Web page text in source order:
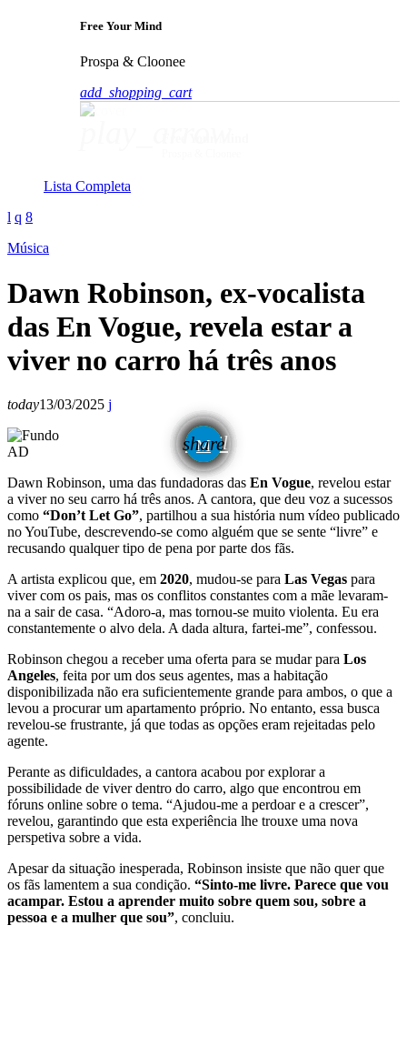
Free Your Mind
Prospa & Cloonee
add_shopping_cart
Lista Completa
Música
Dawn Robinson, ex-vocalista
das En Vogue, revela estar a
viver no carro há três anos
today13/03/2025
share
email
AD
Dawn Robinson, uma das fundadoras das En Vogue, revelou estar
a viver no seu carro há três anos. A cantora, que deu voz a sucessos
como “Don’t Let Go”, partilhou a sua história num vídeo publicado
no YouTube, descrevendo-se como alguém que se sente “livre” e
recusando qualquer tipo de pena por parte dos fãs.
A artista explicou que, em 2020, mudou-se para Las Vegas para
viver com os pais, mas os conflitos constantes com a mãe levaram-
na a sair de casa. “Adoro-a, mas tornou-se muito violenta. Eu era
constantemente o alvo dela. A dada altura, fartei-me”, confessou.
Robinson chegou a receber uma oferta para se mudar para Los
Angeles, feita por um dos seus agentes, mas a habitação
disponibilizada não era suficientemente grande para ambos, o que a
levou a procurar um apartamento próprio. No entanto, essa busca
revelou-se frustrante, já que todas as opções eram rejeitadas pelo
agente.
Perante as dificuldades, a cantora acabou por explorar a
possibilidade de viver dentro do carro, algo que encontrou em
fóruns online sobre o tema. “Ajudou-me a perdoar e a crescer”,
revelou, garantindo que esta experiência lhe trouxe uma nova
perspetiva sobre a vida.
Apesar da situação inesperada, Robinson insiste que não quer que
os fãs lamentem a sua condição. “Sinto-me livre. Parece que vou
acampar. Estou a aprender muito sobre quem sou, sobre a
pessoa e a mulher que sou”, concluiu.